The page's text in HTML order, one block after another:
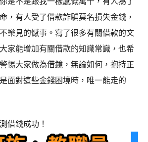
，有人受了借款詐騙莫名損失金錢，
樂見的憾事。寫了很多有關借款的文
家能增加有關借款的知識常識，也希
惕大家做為借鏡，無論如何，抱持正
面對這些金錢困境時，唯一能走的
借錢成功！